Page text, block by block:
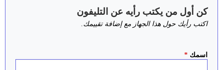
كن أول من يكتب رأيه عن التليفون
اكتب رأيك حول هذا الجهاز مع إضافة تقييمك.
اسمك *